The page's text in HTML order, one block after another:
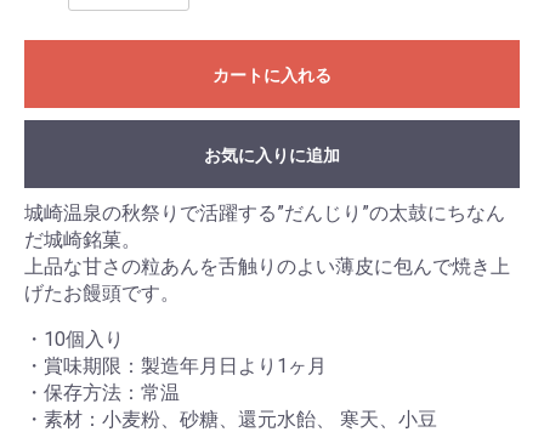
カートに入れる
お気に入りに追加
城崎温泉の秋祭りで活躍する”だんじり”の太鼓にちなん
だ城崎銘菓。
上品な甘さの粒あんを舌触りのよい薄皮に包んで焼き上
げたお饅頭です。
・10個入り
・賞味期限：製造年月日より1ヶ月
・保存方法：常温
・素材：小麦粉、砂糖、還元水飴、 寒天、小豆